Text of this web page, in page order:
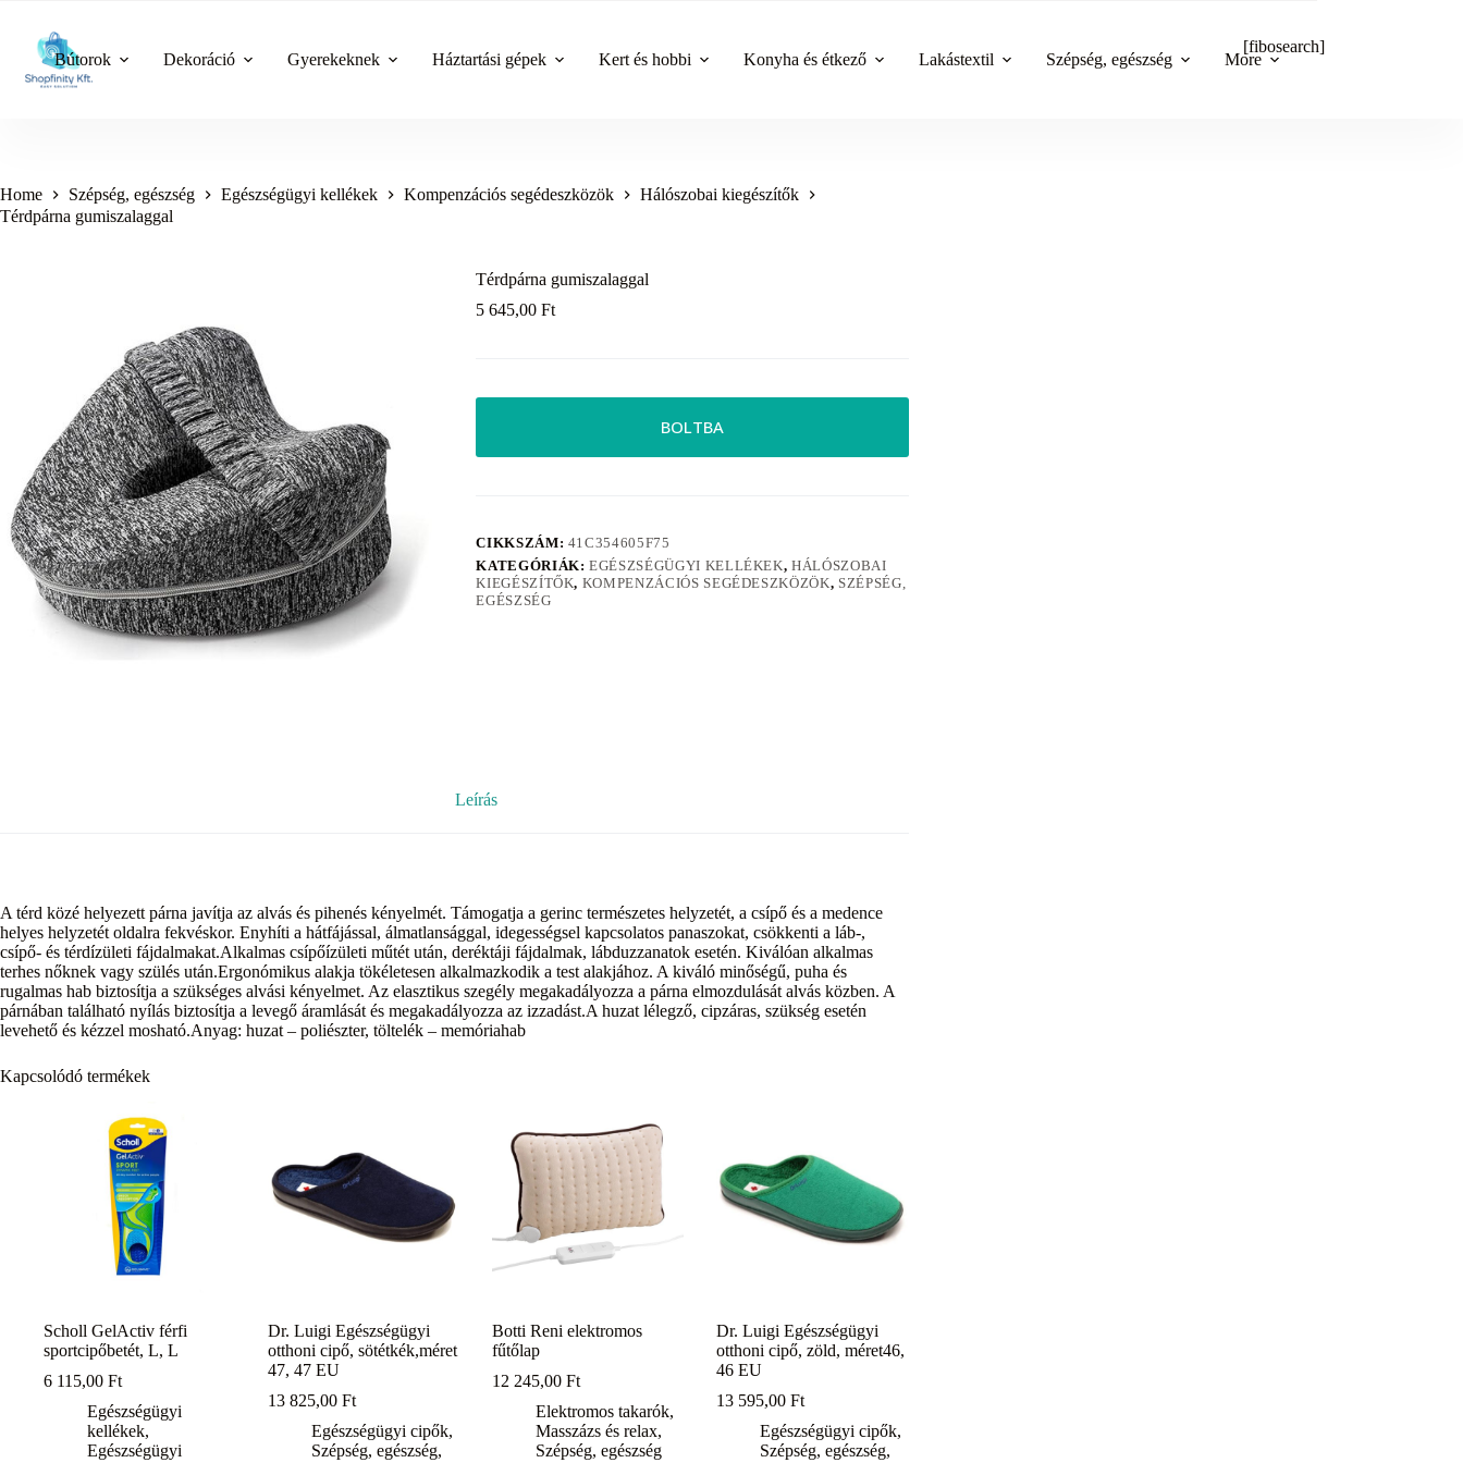
content
Bútorok Dekoráció Gyerekeknek Háztartási gépek Kert és hobbi Konyha és étkező Lakástextil Szépség, egészség More
[fibosearch]
Home Szépség, egészség Egészségügyi kellékek Kompenzációs segédeszközök
Hálószobai kiegészítők
Térdpárna gumiszalaggal
Térdpárna gumiszalaggal
5 645,00Ft
BOLTBA
CIKKSZÁM: 41C354605F75
KATEGÓRIÁK:EGÉSZSÉGÜGYI KELLÉKEK,HÁLÓSZOBAI
KIEGÉSZÍTŐK, KOMPENZÁCIÓS SEGÉDESZKÖZÖK, SZÉPSÉG,
EGÉSZSÉG
Leírás
A térd közé helyezett párna javítja az alvás és pihenés kényelmét. Támogatja a gerinc természetes helyzetét, a csípő és a medence
helyes helyzetét oldalra fekvéskor. Enyhíti a hátfájással, álmatlansággal, idegességsel kapcsolatos panaszokat, csökkenti a láb-,
csípő- és térdízületi fájdalmakat.Alkalmas csípőízületi műtét után, deréktáji fájdalmak, lábduzzanatok esetén. Kiválóan alkalmas
terhes nőknek vagy szülés után.Ergonómikus alakja tökéletesen alkalmazkodik a test alakjához. A kiváló minőségű, puha és
rugalmas hab biztosítja a szükséges alvási kényelmet. Az elasztikus szegély megakadályozza a párna elmozdulását alvás közben. A
párnában található nyílás biztosítja a levegő áramlását és megakadályozza az izzadást.A huzat lélegző, cipzáras, szükség esetén
levehető és kézzel mosható.Anyag: huzat – poliészter, töltelék – memóriahab
Kapcsolódó termékek
Scholl GelActiv férfi
sportcipőbetét, L, L
6 115,00 Ft
Egészségügyi
kellékek,
Egészségügyi
Dr. Luigi Egészségügyi
otthoni cipő, sötétkék,méret
47, 47 EU
13 825,00Ft
Egészségügyi cipők,
Szépség, egészség,
Botti Reni elektromos
fűtőlap
12 245,00Ft
Elektromos takarók,
Masszázs és relax,
Szépség, egészség
Dr. Luigi Egészségügyi
otthoni cipő, zöld, méret46,
46 EU
13 595,00Ft
Egészségügyi cipők,
Szépség, egészség,